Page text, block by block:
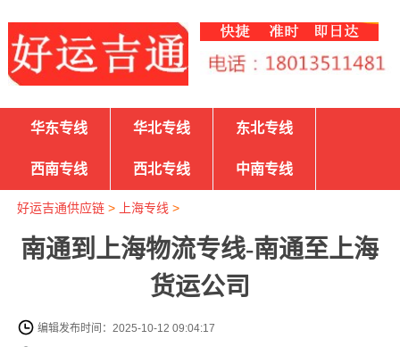
华东专线 华北专线 东北专线
西南专线 西北专线 中南专线
好运吉通供应链> 上海专线 >
南通到上海物流专线-南通至上海
货运公司
编辑发布时间：2025-10-12 09:04:17